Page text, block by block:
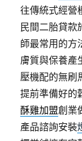
往傳統式經營
民間二胎貸款
師最常用的方
膚質與保養產
壓機配的無刷
提前準備好的
酥雞加盟創業
產品諮詢安裝